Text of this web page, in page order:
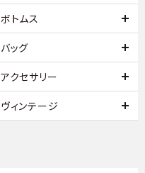
ボトムス
バッグ
アクセサリー
ヴィンテージ